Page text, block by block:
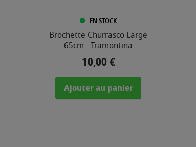
EN STOCK
Brochette Churrasco Large
65cm - Tramontina
Prix
10,00 €
Ajouter au panier